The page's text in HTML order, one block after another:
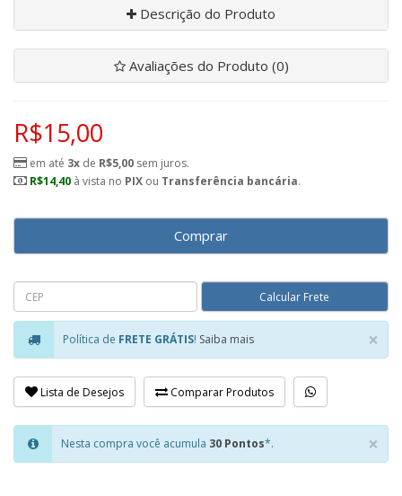
Descrição do Produto
Avaliações do Produto (0)
R$15,00
em até 3x de R$5,00 sem juros.
R$14,40 à vista no PIX ou Transferência bancária.
Comprar
×
Política de FRETE GRÁTIS! Saiba mais
Lista de Desejos Comparar Produtos
×
Nesta compra você acumula 30 Pontos*.